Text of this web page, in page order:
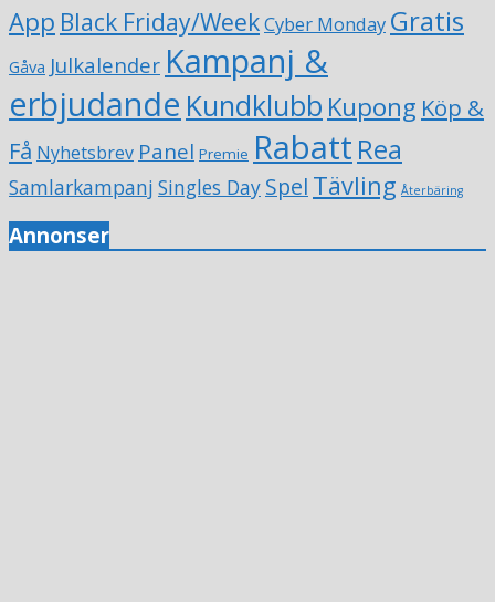
App Black Friday/WeekCyber Monday Gratis
Gåva Julkalender Kampanj &
erbjudande Kundklubb Kupong Köp &
Få Nyhetsbrev Panel Premie Rabatt Rea
Samlarkampanj Singles Day Spel Tävling Återbäring
Annonser